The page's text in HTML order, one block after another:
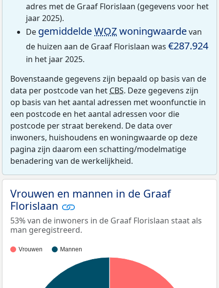
adres met de Graaf Florislaan (gegevens voor het
jaar 2025).
De gemiddeldeWOZwoningwaardevan
de huizen aan de Graaf Florislaan was €287.924
in het jaar 2025.
Bovenstaande gegevens zijn bepaald op basis van de
data per postcode van het CBS. Deze gegevens zijn
op basis van het aantal adressen met woonfunctie in
een postcode en het aantal adressen voor die
postcode per straat berekend. De data over
inwoners, huishoudens en woningwaarde op deze
pagina zijn daarom een schatting/modelmatige
benadering van de werkelijkheid.
Vrouwen en mannen in de Graaf
Florislaan
53% van de inwoners in de Graaf Florislaan staat als
man geregistreerd.
Vrouwen Mannen